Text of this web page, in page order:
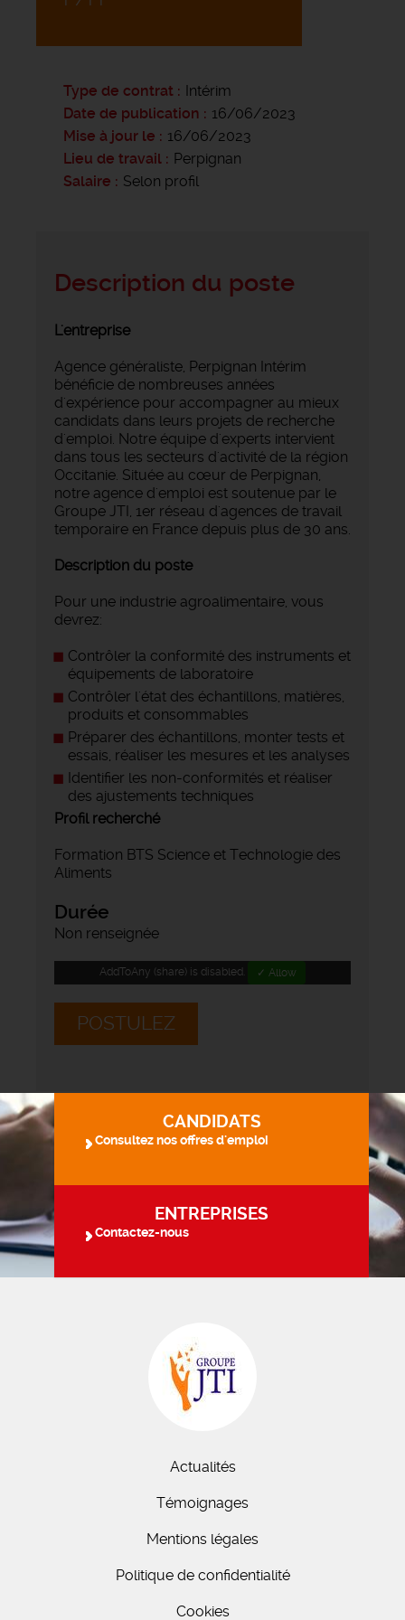
Type de contrat
Intérim
Date de publication
16/06/2023
Mise à jour le
16/06/2023
Lieu de travail
Perpignan
Salaire
Selon profil
Description du poste
L'entreprise
Agence généraliste, Perpignan Intérim
bénéficie de nombreuses années
d'expérience pour accompagner au mieux
candidats dans leurs projets de recherche
d'emploi. Notre équipe d'experts intervient
dans tous les secteurs d'activité de la région
Occitanie. Située au cœur de Perpignan,
notre agence d'emploi est soutenue par le
Groupe JTI, 1er réseau d'agences de travail
temporaire en France depuis plus de 30 ans.
Description du poste
Pour une industrie agroalimentaire, vous
devrez:
Contrôler la conformité des instruments et
équipements de laboratoire
Contrôler l'état des échantillons, matières,
produits et consommables
Préparer des échantillons, monter tests et
essais, réaliser les mesures et les analyses
Identifier les non-conformités et réaliser
des ajustements techniques
Profil recherché
Formation BTS Science et Technologie des
Aliments
Durée
Non renseignée
AddToAny (share) is disabled. ✓ Allow
POSTULEZ
CANDIDATS
Consultez nos offres d'emploi
ENTREPRISES
Contactez-nous
Actualités
Témoignages
Mentions légales
Politique de confidentialité
Cookies